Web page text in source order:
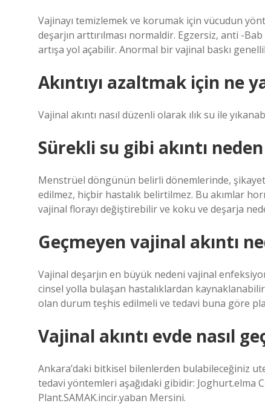
Vajinayı temizlemek ve korumak için vücudun
deşarjın arttırılması normaldir. Egzersiz, anti -
artışa yol açabilir. Anormal bir vajinal baskı
Akıntıyı azaltmak için ne
Vajinal akıntı nasıl düzenli olarak ılık su ile
Sürekli su gibi akıntı
Menstrüel döngünün belirli dönemlerinde,
edilmez, hiçbir hastalık belirtilmez. Bu akımlar
vajinal florayı değiştirebilir ve koku ve deşarja
Geçmeyen vajinal akıntı
Vajinal deşarjın en büyük nedeni vajinal
cinsel yolla bulaşan hastalıklardan
olan durum teşhis edilmeli ve tedavi buna göre
Vajinal akıntı evde nasıl
Ankara’daki bitkisel bilenlerden bulabileceğiniz
tedavi yöntemleri aşağıdaki gibidir: Joghurt.elma
Plant.SAMAK.incir.yaban Mersini.